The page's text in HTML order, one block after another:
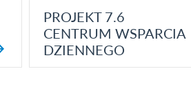
PROJEKT 7.6
CENTRUM WSPARCIA
DZIENNEGO